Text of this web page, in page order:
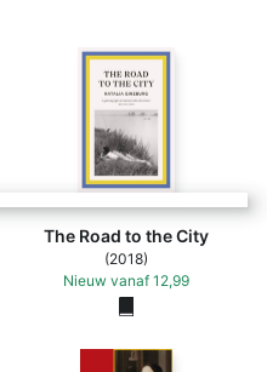
The Road to the City
(2018)
Nieuw vanaf 12,99